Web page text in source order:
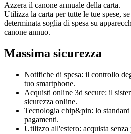
Azzera il canone annuale della carta.
Utilizza la carta per tutte le tue spese,
determinata soglia di spesa su
canone annuo.
Massima sicurezza
Notifiche di spesa: il controllo
tuo smartphone.
Acquisti online 3d secure: il
sicurezza online.
Tecnologia chip&pin: lo
pagamenti.
Utilizzo all'estero: acquista